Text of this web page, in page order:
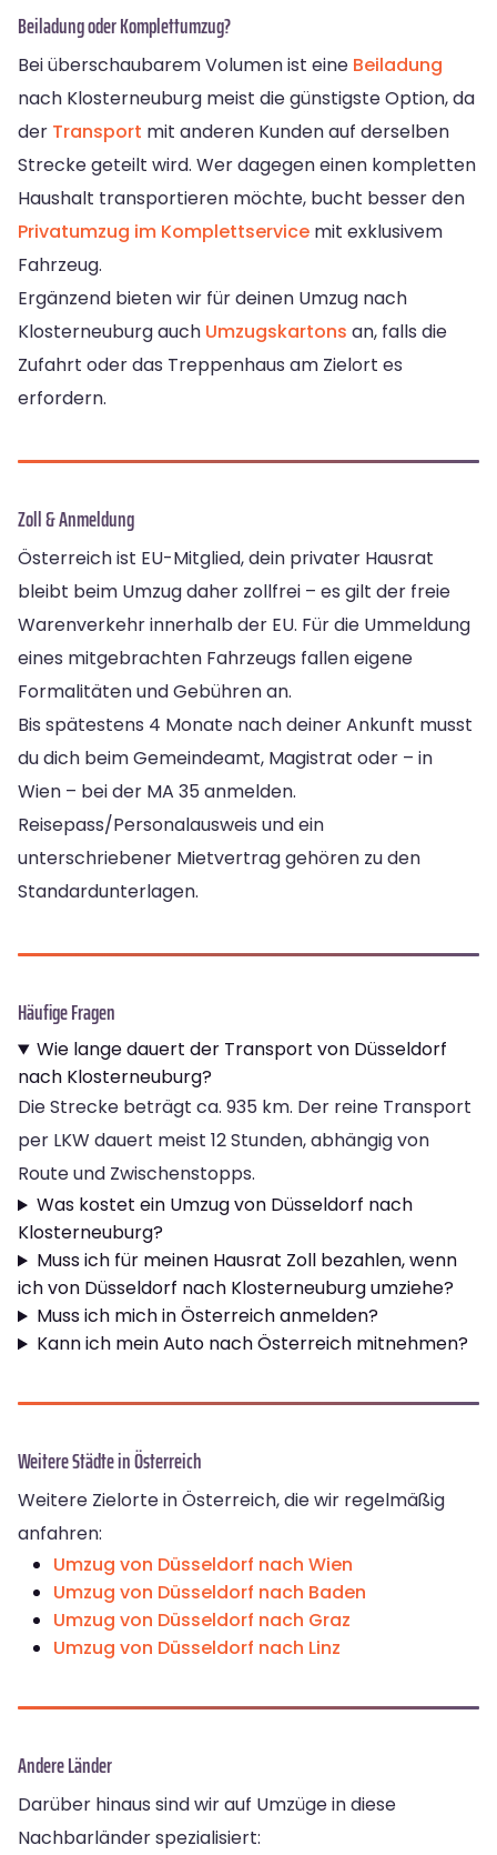
Beiladung oder Komplettumzug?
Bei überschaubarem Volumen ist eine Beiladung
nach Klosterneuburg meist die günstigste Option, da
der Transport mit anderen Kunden auf derselben
Strecke geteilt wird. Wer dagegen einen kompletten
Haushalt transportieren möchte, bucht besser den
Privatumzug im Komplettservice mit exklusivem
Fahrzeug.
Ergänzend bieten wir für deinen Umzug nach
Klosterneuburg auch Umzugskartons an, falls die
Zufahrt oder das Treppenhaus am Zielort es
erfordern.
Zoll & Anmeldung
Österreich ist EU-Mitglied, dein privater Hausrat
bleibt beim Umzug daher zollfrei – es gilt der freie
Warenverkehr innerhalb der EU. Für die Ummeldung
eines mitgebrachten Fahrzeugs fallen eigene
Formalitäten und Gebühren an.
Bis spätestens 4 Monate nach deiner Ankunft musst
du dich beim Gemeindeamt, Magistrat oder – in
Wien – bei der MA 35 anmelden.
Reisepass/Personalausweis und ein
unterschriebener Mietvertrag gehören zu den
Standardunterlagen.
Häufige Fragen
Wie lange dauert der Transport von Düsseldorf
nach Klosterneuburg?
Die Strecke beträgt ca. 935 km. Der reine Transport
per LKW dauert meist 12 Stunden, abhängig von
Route und Zwischenstopps.
Was kostet ein Umzug von Düsseldorf nach
Klosterneuburg?
Muss ich für meinen Hausrat Zoll bezahlen, wenn
ich von Düsseldorf nach Klosterneuburg umziehe?
Muss ich mich in Österreich anmelden?
Kann ich mein Auto nach Österreich mitnehmen?
Weitere Städte in Österreich
Weitere Zielorte in Österreich, die wir regelmäßig
anfahren:
Umzug von Düsseldorf nach Wien
Umzug von Düsseldorf nach Baden
Umzug von Düsseldorf nach Graz
Umzug von Düsseldorf nach Linz
Andere Länder
Darüber hinaus sind wir auf Umzüge in diese
Nachbarländer spezialisiert: